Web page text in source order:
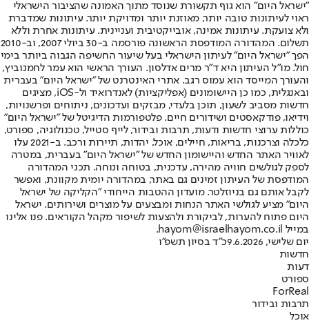
"ישראל היום" הוא גוף תקשורת שנוסד מתוך האמונה שהציבור הישראלי
ראוי לעיתונות טובה יותר, מאוזנת יותר ומדויקת יותר. עיתונות שמדברת
ולא צועקת. עיתונות אמינה, אובייקטיבית ועניינית. עיתונות אחרת וללא
תשלום. המהדורה המודפסת הראשונה פורסמה ב-30 ביולי 2007, וב-2010
הפך "ישראל היום" לעיתון הישראלי בעל שיעור החשיפה הגבוה ביותר בימי
חול. מו"ל העיתון היא ד"ר מרים אדלסון. העורך הראשי הוא עמר לחמנוביץ,
והעורך המייסד הוא עמוס רגב. אתרי האינטרנט של "ישראל היום" בעברית
ובאנגלית, כמו כן היישומונים (אפליקציות) לאנדרואיד ול-iOS, מציגים
חדשות מסביב לשעון, תוכן בלעדי, מבזקים ועדכונים, ניתוחים ופרשנויות,
וידיאו, פודקאסטים ושידורים חיים. פלטפורמות הדיגיטל של "ישראל היום"
כוללות ערוצי חדשות ודעות, תרבות ובידור, לייף סטייל, טכנולוגיה, ספורט,
כלכלה וצרכנות, בריאות, חיילים, אוכל, יהדות, תיירות ורכב. ב-2021 עלו
לאוויר האתר החדש והיישומון החדש של "ישראל היום" בעברית, במטרה
לספק לגולשים חוויה מהירה, עדכנית, בטוחה ונוחה. תכני המהדורה
המודפסת של העיתון זמינים גם באתר, במהדורה יומית מקוונת, ואפשר
לקבל אותם גם בניוזלטר. מועדון ההטבות הייחודי "הקליקה של ישראל
היום" מציע לגולשי האתר הנחות ומבצעים על מוצרים ושירותים. ישראל
היום פתוח להערות, לביקורת ולהצעות לשיפור מקהל הקוראים. פנו אלינו
במייל hayom@israelhayom.co.il.
יום שלישי, 9.6.2026
כ"ד בסיון תשפ"ו
חדשות
דעות
ספורט
ForReal
תרבות ובידור
אוכל